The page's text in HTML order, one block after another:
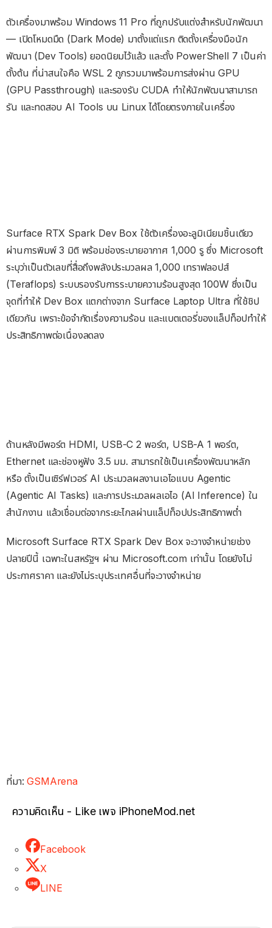
ตัวเครื่องมาพร้อม Windows 11 Pro ที่ถูกปรับแต่งสำหรับนักพัฒนา
— เปิดโหมดมืด (Dark Mode) มาตั้งแต่แรก ติดตั้งเครื่องมือนัก
พัฒนา (Dev Tools) ยอดนิยมไว้แล้ว และตั้ง PowerShell 7 เป็นค่า
ตั้งต้น ที่น่าสนใจคือ WSL 2 ถูกรวมมาพร้อมการส่งผ่าน GPU
(GPU Passthrough) และรองรับ CUDA ทำให้นักพัฒนาสามารถ
รัน และทดสอบ AI Tools บน Linux ได้โดยตรงภายในเครื่อง
Surface RTX Spark Dev Box ใช้ตัวเครื่องอะลูมิเนียมชิ้นเดียว
ผ่านการพิมพ์ 3 มิติ พร้อมช่องระบายอากาศ 1,000 รู ซึ่ง Microsoft
ระบุว่าเป็นตัวเลขที่สื่อถึงพลังประมวลผล 1,000 เทราฟลอปส์
(Teraflops) ระบบรองรับการระบายความร้อนสูงสุด 100W ซึ่งเป็น
จุดที่ทำให้ Dev Box แตกต่างจาก Surface Laptop Ultra ที่ใช้ชิป
เดียวกัน เพราะข้อจำกัดเรื่องความร้อน และแบตเตอรี่ของแล็ปท็อปทำให้
ประสิทธิภาพต่อเนื่องลดลง
ด้านหลังมีพอร์ต HDMI, USB-C 2 พอร์ต, USB-A 1 พอร์ต,
Ethernet และช่องหูฟัง 3.5 มม. สามารถใช้เป็นเครื่องพัฒนาหลัก
หรือ ตั้งเป็นเซิร์ฟเวอร์ AI ประมวลผลงานเอไอแบบ Agentic
(Agentic AI Tasks) และการประมวลผลเอไอ (AI Inference) ใน
สำนักงาน แล้วเชื่อมต่อจากระยะไกลผ่านแล็ปท็อปประสิทธิภาพต่ำ
Microsoft Surface RTX Spark Dev Box จะวางจำหน่ายช่วง
ปลายปีนี้ เฉพาะในสหรัฐฯ ผ่าน Microsoft.com เท่านั้น โดยยังไม่
ประกาศราคา และยังไม่ระบุประเทศอื่นที่จะวางจำหน่าย
ที่มา:GSMArena
ความคิดเห็น - Like เพจ iPhoneMod.net
Facebook
X
LINE